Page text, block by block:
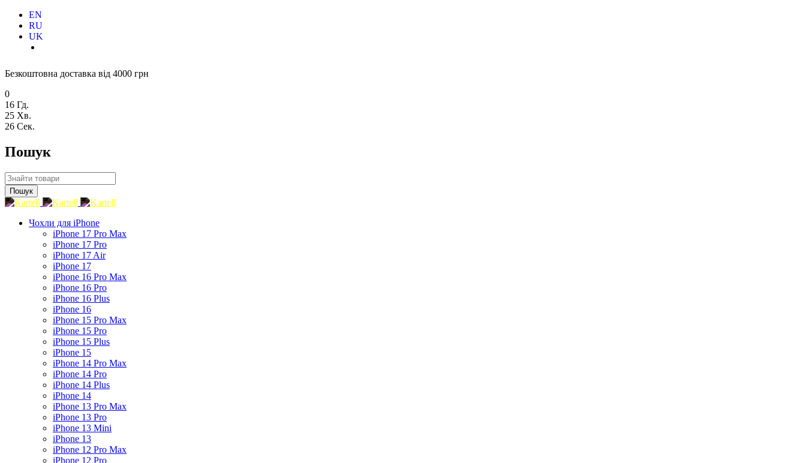
EN
RU
UK
Безкоштовна доставка від 4000 грн
0
16 Гд.
25 Хв.
25 Сек.
Пошук
Чохли для iPhone
iPhone 17 Pro Max
iPhone 17 Pro
iPhone 17 Air
iPhone 17
iPhone 16 Pro Max
iPhone 16 Pro
iPhone 16 Plus
iPhone 16
iPhone 15 Pro Max
iPhone 15 Pro
iPhone 15 Plus
iPhone 15
iPhone 14 Pro Max
iPhone 14 Pro
iPhone 14 Plus
iPhone 14
iPhone 13 Pro Max
iPhone 13 Pro
iPhone 13 Mini
iPhone 13
iPhone 12 Pro Max
iPhone 12 Pro